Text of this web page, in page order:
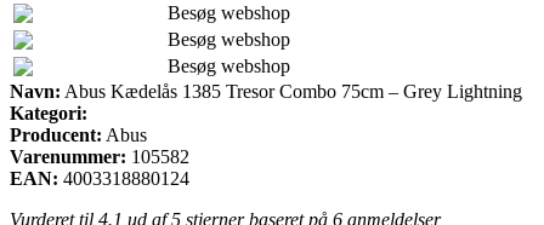
Besøg webshop
Besøg webshop
Besøg webshop
Navn: Abus Kædelås 1385 Tresor Combo 75cm – Grey Lightning
Kategori:
Producent: Abus
Varenummer: 105582
EAN: 4003318880124
Vurderet til 4.1 ud af 5 stjerner baseret på 6 anmeldelser